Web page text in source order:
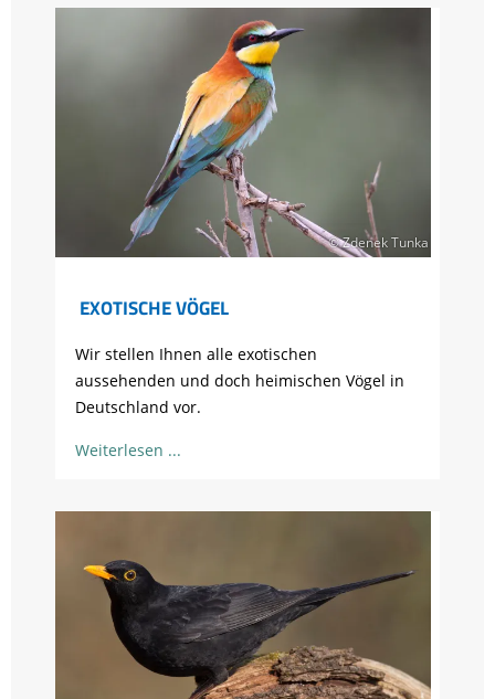
© Zdenek Tunka
EXOTISCHE VÖGEL
Wir stellen Ihnen alle exotischen
aussehenden und doch heimischen Vögel in
Deutschland vor.
Weiterlesen